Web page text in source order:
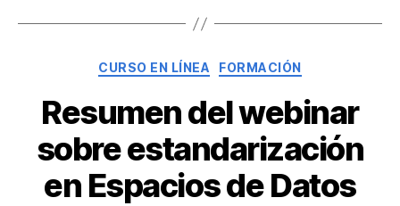
Categorías
CURSO EN LÍNEA FORMACIÓN
Resumen del webinar
sobre estandarización
en Espacios de Datos